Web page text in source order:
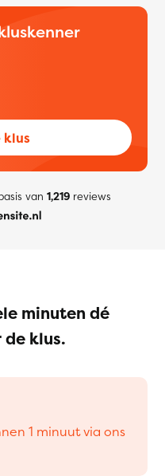
klus
van 1,219reviews
minuten dé
de klus.
1 minuut via ons